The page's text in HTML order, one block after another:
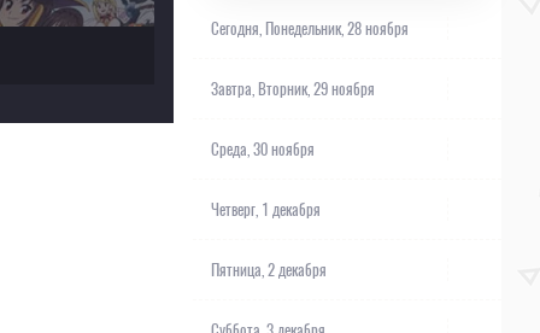
Сегодня, Понедельник, 28 ноября
Завтра, Вторник, 29 ноября
Среда, 30 ноября
Четверг, 1 декабря
Пятница, 2 декабря